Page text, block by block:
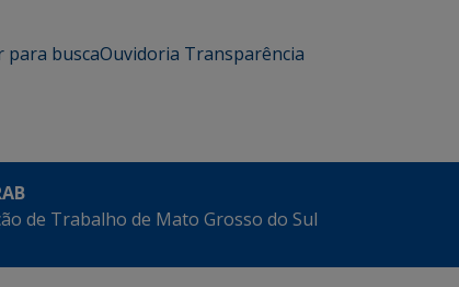
para buscaOuvidoria Transparência
de Trabalho de Mato Grosso do Sul